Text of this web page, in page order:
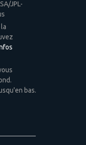
JPL-
bas.